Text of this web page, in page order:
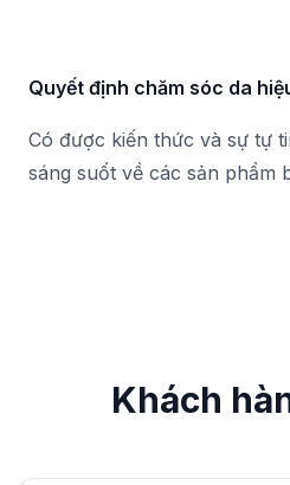
Quyết định chăm sóc da
Có được kiến thức và sự tự
sáng suốt về các sản phẩm
Khách